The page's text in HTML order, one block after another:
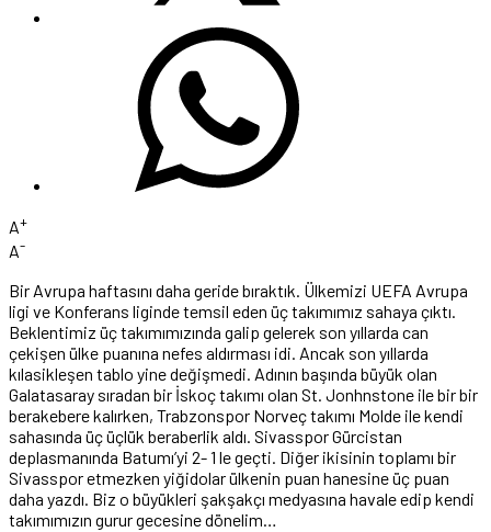
A+
A-
Bir Avrupa haftasını daha geride bıraktık. Ülkemizi UEFA Avrupa
ligi ve Konferans liginde temsil eden üç takımımız sahaya çıktı.
Beklentimiz üç takımımızında galip gelerek son yıllarda can
çekişen ülke puanına nefes aldırması idi. Ancak son yıllarda
kılasikleşen tablo yine değişmedi. Adının başında büyük olan
Galatasaray sıradan bir İskoç takımı olan St. Jonhnstone ile bir bir
berakebere kalırken, Trabzonspor Norveç takımı Molde ile kendi
sahasında üç üçlük beraberlik aldı. Sivasspor Gürcistan
deplasmanında Batumı’yi 2- 1 le geçti. Diğer ikisinin toplamı bir
Sivasspor etmezken yiğidolar ülkenin puan hanesine üç puan
daha yazdı. Biz o büyükleri şakşakçı medyasına havale edip kendi
takımımızın gurur gecesine dönelim…